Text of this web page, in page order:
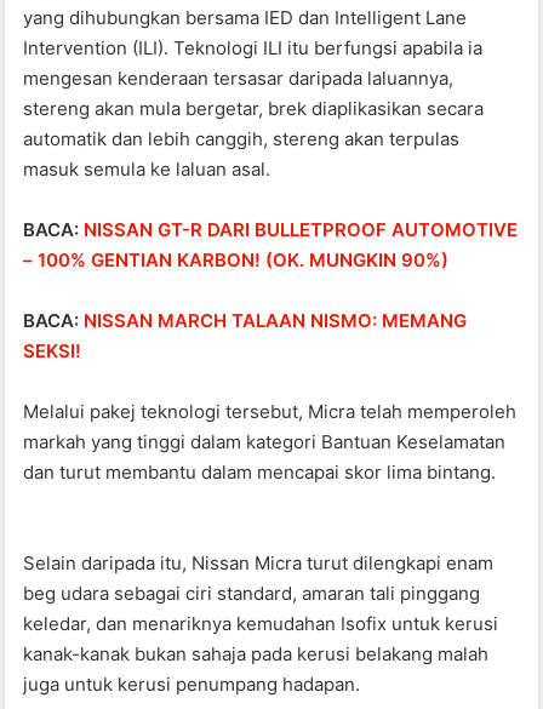
yang dihubungkan bersama IED dan Intelligent Lane
Intervention (ILI). Teknologi ILI itu berfungsi apabila ia
mengesan kenderaan tersasar daripada laluannya,
stereng akan mula bergetar, brek diaplikasikan secara
automatik dan lebih canggih, stereng akan terpulas
masuk semula ke laluan asal.
BACA: NISSAN GT-R DARI BULLETPROOF AUTOMOTIVE
– 100% GENTIAN KARBON! (OK. MUNGKIN 90%)
BACA: NISSAN MARCH TALAAN NISMO: MEMANG
SEKSI!
Melalui pakej teknologi tersebut, Micra telah memperoleh
markah yang tinggi dalam kategori Bantuan Keselamatan
dan turut membantu dalam mencapai skor lima bintang.
Selain daripada itu, Nissan Micra turut dilengkapi enam
beg udara sebagai ciri standard, amaran tali pinggang
keledar, dan menariknya kemudahan Isofix untuk kerusi
kanak-kanak bukan sahaja pada kerusi belakang malah
juga untuk kerusi penumpang hadapan.